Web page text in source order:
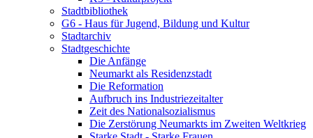
Stadtbibliothek
G6 - Haus für Jugend, Bildung und Kultur
Stadtarchiv
Stadtgeschichte
Die Anfänge
Neumarkt als Residenzstadt
Die Reformation
Aufbruch ins Industriezeitalter
Zeit des Nationalsozialismus
Die Zerstörung Neumarkts im Zweiten Weltkrieg